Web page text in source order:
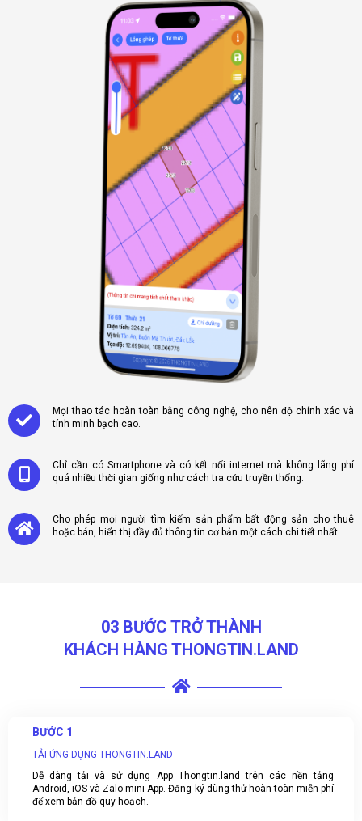
Mọi thao tác hoàn toàn bằng công nghệ, cho nên độ chính xác và
tính minh bạch cao.
Chỉ cần có Smartphone và có kết nối internet mà không lãng phí
quá nhiều thời gian giống như cách tra cứu truyền thống.
Cho phép mọi người tìm kiếm sản phẩm bất động sản cho thuê
hoặc bán, hiển thị đầy đủ thông tin cơ bản một cách chi tiết nhất.
03 BƯỚC TRỞ THÀNH
KHÁCH HÀNG THONGTIN.LAND
BƯỚC 1
TẢI ỨNG DỤNG THONGTIN.LAND
Dễ dàng tải và sử dụng App Thongtin.land trên các nền tảng
Android, iOS và Zalo mini App. Đăng ký dùng thử hoàn toàn miễn phí
để xem bản đồ quy hoạch.